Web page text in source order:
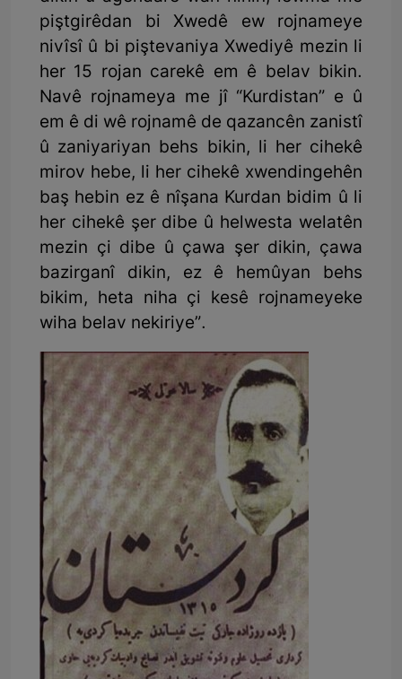
piştgirêdan bi Xwedê ew rojnameye
nivîsî û bi piştevaniya Xwediyê mezin li
her 15 rojan carekê em ê belav bikin.
Navê rojnameya me jî “Kurdistan” e û
em ê di wê rojnamê de qazancên zanistî
û zaniyariyan behs bikin, li her cihekê
mirov hebe, li her cihekê xwendingehên
baş hebin ez ê nîşana Kurdan bidim û li
her cihekê şer dibe û helwesta welatên
mezin çi dibe û çawa şer dikin, çawa
bazirganî dikin, ez ê hemûyan behs
bikim, heta niha çi kesê rojnameyeke
wiha belav nekiriye”.